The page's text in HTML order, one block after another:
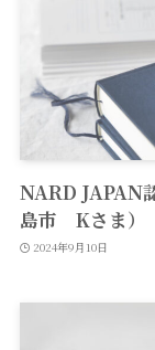
NARD JAPAN
島市 Kさま）
2024年9月10日